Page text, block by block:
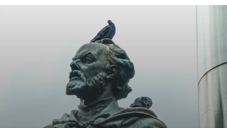
Недвижимость и ЖКХ
Образование
Общество
Происшествия